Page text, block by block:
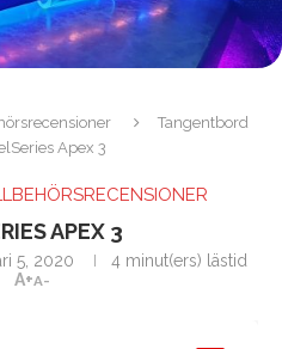
Tangentbord
Apex 3
APEX 3
5, 2020
4 minut(ers) lästid
A+A-